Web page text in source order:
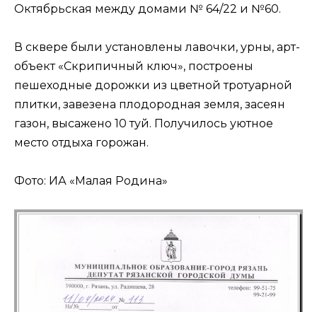
Октябрьская между домами № 64/22 и №60.
В сквере были установлены лавочки, урны, арт-
объект «Скрипичный ключ», построены
пешеходные дорожки из цветной тротуарной
плитки, завезена плодородная земля, засеян
газон, высажено 10 туй. Получилось уютное
место отдыха горожан.
Фото: ИА «Малая Родина»